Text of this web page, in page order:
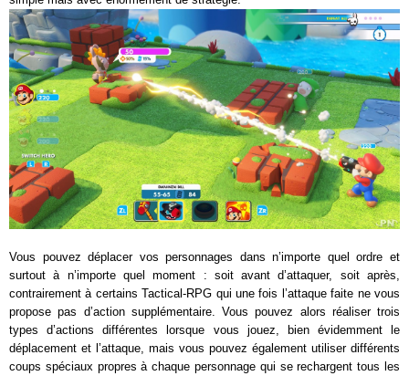
Vous pouvez déplacer vos personnages dans n’importe quel ordre et
surtout à n’importe quel moment : soit avant d’attaquer, soit après,
contrairement à certains Tactical-RPG qui une fois l’attaque faite ne vous
propose pas d’action supplémentaire. Vous pouvez alors réaliser trois
types d’actions différentes lorsque vous jouez, bien évidemment le
déplacement et l’attaque, mais vous pouvez également utiliser différents
coups spéciaux propres à chaque personnage qui se rechargent tous les